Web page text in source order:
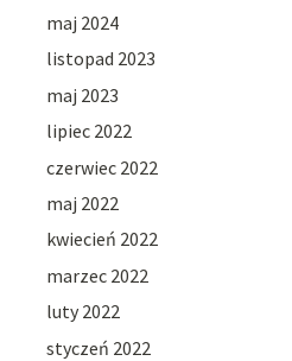
maj 2024
listopad 2023
maj 2023
lipiec 2022
czerwiec 2022
maj 2022
kwiecień 2022
marzec 2022
luty 2022
styczeń 2022